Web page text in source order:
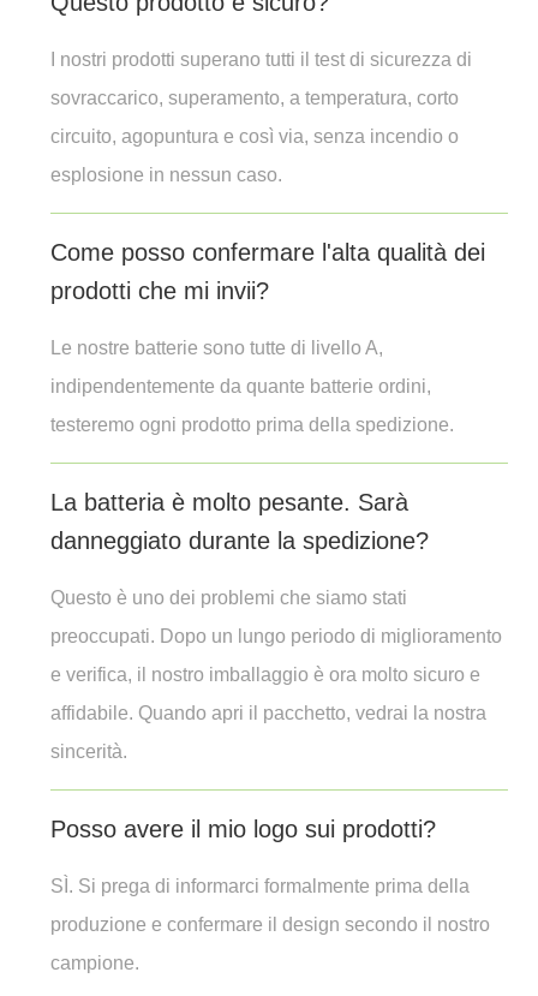
I nostri prodotti superano tutti il ​​test di sicurezza di
sovraccarico, superamento, a temperatura, corto
circuito, agopuntura e così via, senza incendio o
esplosione in nessun caso.
Come posso confermare l'alta qualità dei
prodotti che mi invii?
Le nostre batterie sono tutte di livello A,
indipendentemente da quante batterie ordini,
testeremo ogni prodotto prima della spedizione.
La batteria è molto pesante. Sarà
danneggiato durante la spedizione?
Questo è uno dei problemi che siamo stati
preoccupati. Dopo un lungo periodo di miglioramento
e verifica, il nostro imballaggio è ora molto sicuro e
affidabile. Quando apri il pacchetto, vedrai la nostra
sincerità.
Posso avere il mio logo sui prodotti?
SÌ. Si prega di informarci formalmente prima della
produzione e confermare il design secondo il nostro
campione.